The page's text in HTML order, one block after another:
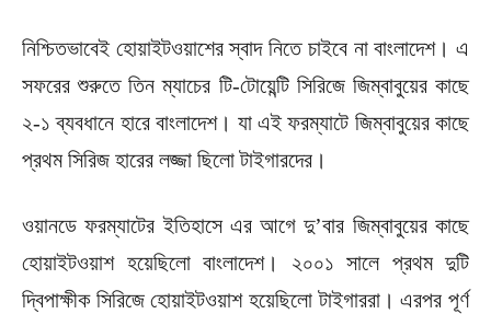
নিশ্চিতভাবেই হোয়াইটওয়াশের স্বাদ নিতে চাইবে না বাংলাদেশ। এ
সফরের শুরুতে তিন ম্যাচের টি-টোয়েন্টি সিরিজে জিম্বাবুয়ের কাছে
২-১ ব্যবধানে হারে বাংলাদেশ। যা এই ফরম্যাটে জিম্বাবুয়ের কাছে
প্রথম সিরিজ হারের লজ্জা ছিলো টাইগারদের।
ওয়ানডে ফরম্যাটের ইতিহাসে এর আগে দু’বার জিম্বাবুয়ের কাছে
হোয়াইটওয়াশ হয়েছিলো বাংলাদেশ। ২০০১ সালে প্রথম দুটি
দ্বিপাক্ষীক সিরিজে হোয়াইটওয়াশ হয়েছিলো টাইগাররা। এরপর পূর্ণ